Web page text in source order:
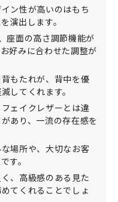
ン性が高いのはもち
演出します。
座面の高さ調節機能が
好みに合わせた調整が
もたれが、背中を優
してくれます。
ェイクレザーとは違
あり、一流の存在感を
場所や、大切なお客
す。
、高級感のある見た
てくれることでしょ